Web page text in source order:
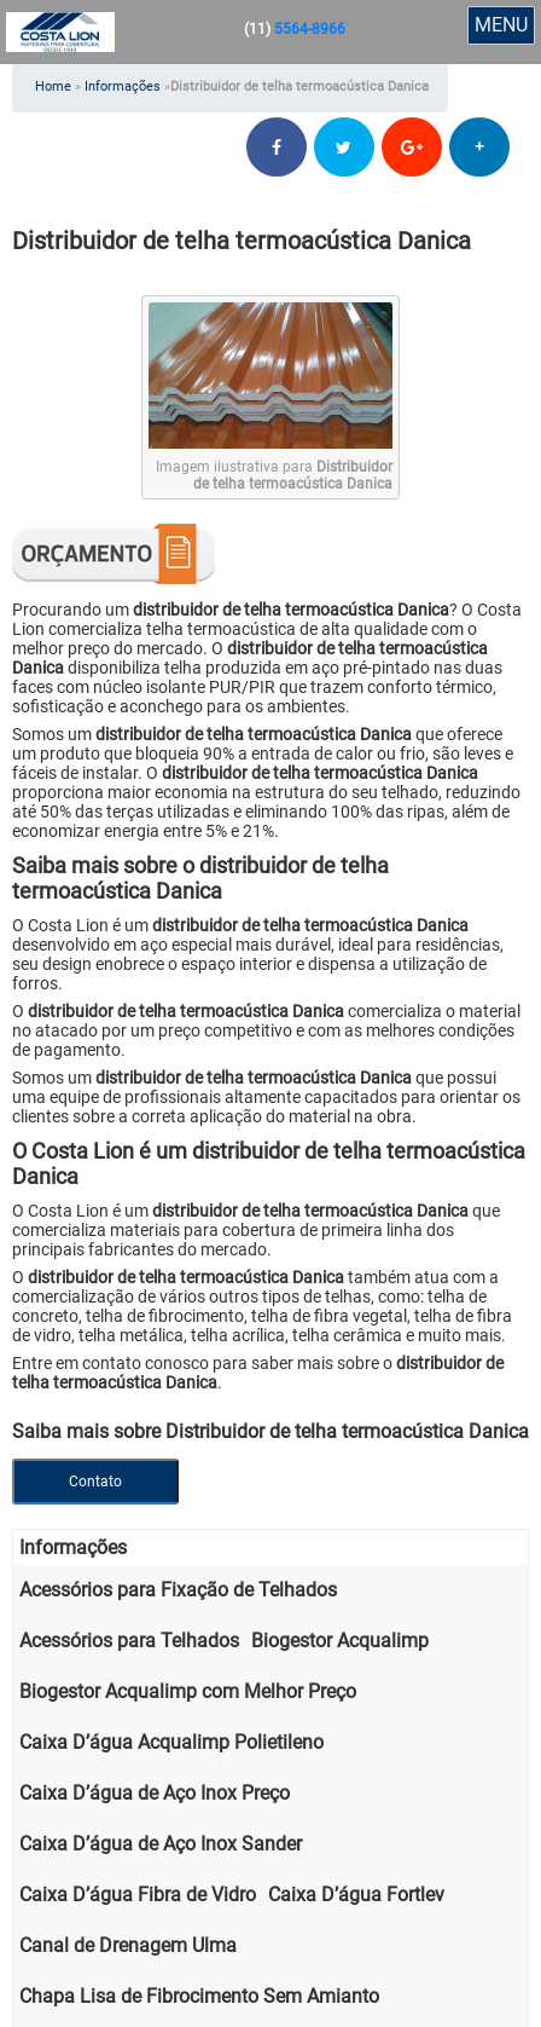
MENU
(11) 5564-8966
Home » Informações »Distribuidor de telha termoacústica Danica
+
Distribuidor de telha termoacústica Danica
Imagem ilustrativa para Distribuidor
de telha termoacústica Danica
Procurando umdistribuidor de telha termoacústica Danica? O Costa
Lion comercializa telha termoacústica de alta qualidade com o
melhor preço do mercado. O distribuidor de telha termoacústica
Danicadisponibiliza telha produzida em aço pré-pintado nas duas
faces com núcleo isolante PUR/PIR que trazem conforto térmico,
sofisticação e aconchego para os ambientes.
Somos umdistribuidor de telha termoacústica Danicaque oferece
um produto que bloqueia 90% a entrada de calor ou frio, são leves e
fáceis de instalar. O distribuidor de telha termoacústica Danica
proporciona maior economia na estrutura do seu telhado, reduzindo
até 50% das terças utilizadas e eliminando 100% das ripas, além de
economizar energia entre 5% e 21%.
Saiba mais sobre o distribuidor de telha
termoacústica Danica
O Costa Lion é umdistribuidor de telha termoacústica Danica
desenvolvido em aço especial mais durável, ideal para residências,
seu design enobrece o espaço interior e dispensa a utilização de
forros.
O distribuidor de telha termoacústica Danicacomercializa o material
no atacado por um preço competitivo e com as melhores condições
de pagamento.
Somos umdistribuidor de telha termoacústica Danicaque possui
uma equipe de profissionais altamente capacitados para orientar os
clientes sobre a correta aplicação do material na obra.
O Costa Lion é um distribuidor de telha termoacústica
Danica
O Costa Lion é umdistribuidor de telha termoacústica Danicaque
comercializa materiais para cobertura de primeira linha dos
principais fabricantes do mercado.
O distribuidor de telha termoacústica Danicatambém atua com a
comercialização de vários outros tipos de telhas, como: telha de
concreto, telha de fibrocimento, telha de fibra vegetal, telha de fibra
de vidro, telha metálica, telha acrílica, telha cerâmica e muito mais.
Entre em contato conosco para saber mais sobre odistribuidor de
telha termoacústica Danica.
Saiba mais sobre Distribuidor de telha termoacústica Danica
Contato
Informações
Acessórios para Fixação de Telhados
Acessórios para Telhados Biogestor Acqualimp
Biogestor Acqualimp com Melhor Preço
Caixa D’água Acqualimp Polietileno
Caixa D’água de Aço Inox Preço
Caixa D’água de Aço Inox Sander
Caixa D’água Fibra de Vidro Caixa D’água Fortlev
Canal de Drenagem Ulma
Chapa Lisa de Fibrocimento Sem Amianto